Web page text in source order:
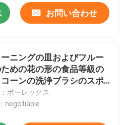
お問い合わせ
ニングの皿およびフルー
めの花の形の食品等級の
ーンの洗浄ブラシのスポ
ポーレックス
negotiable